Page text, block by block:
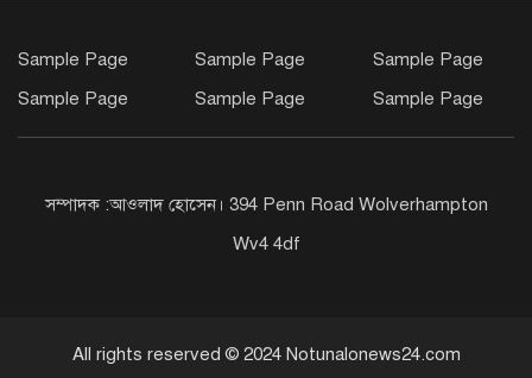
Sample Page Sample Page
Sample Page
Sample Page
Sample Page Sample Page
সম্পাদক :আওলাদ হোসেন। 394 Penn Road Wolverhampton
Wv4 4df
All rights reserved © 2024 Notunalonews24.com